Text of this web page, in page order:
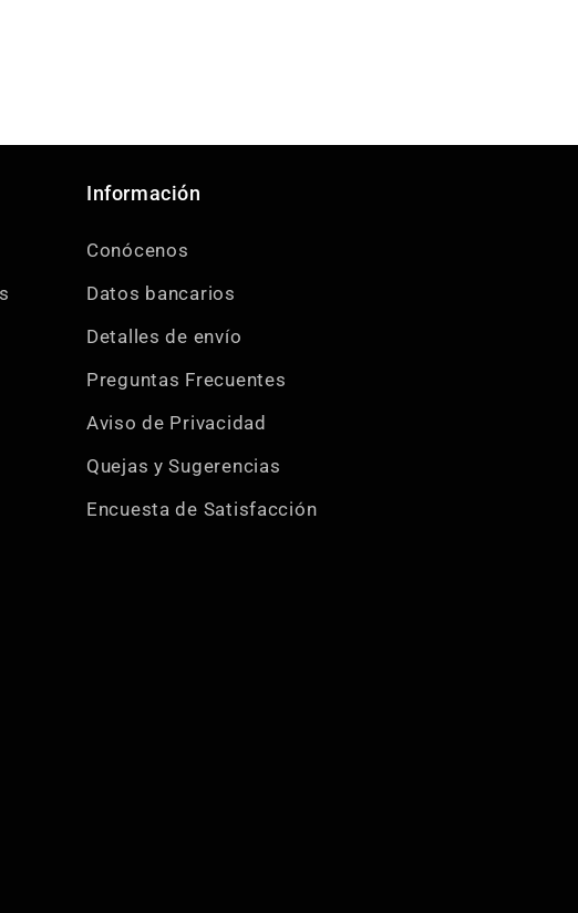
Información
Conócenos
Datos bancarios
Detalles de envío
Preguntas Frecuentes
Aviso de Privacidad
Quejas y Sugerencias
Encuesta de Satisfacción